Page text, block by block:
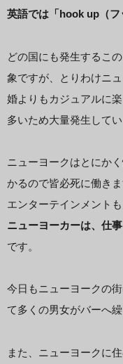
英語では「hook up（フ
どの国にも発生するこ
象ですが、とりわけニ
婚よりもカジュアルに
多いため大量発生して
ニューヨークはとにか
かるので皆必死に働き
エンターテインメント
ニューヨーカーは、仕
です。
今日もニューヨークの
て多くの男女がバーへ繰
また、ニューヨークに